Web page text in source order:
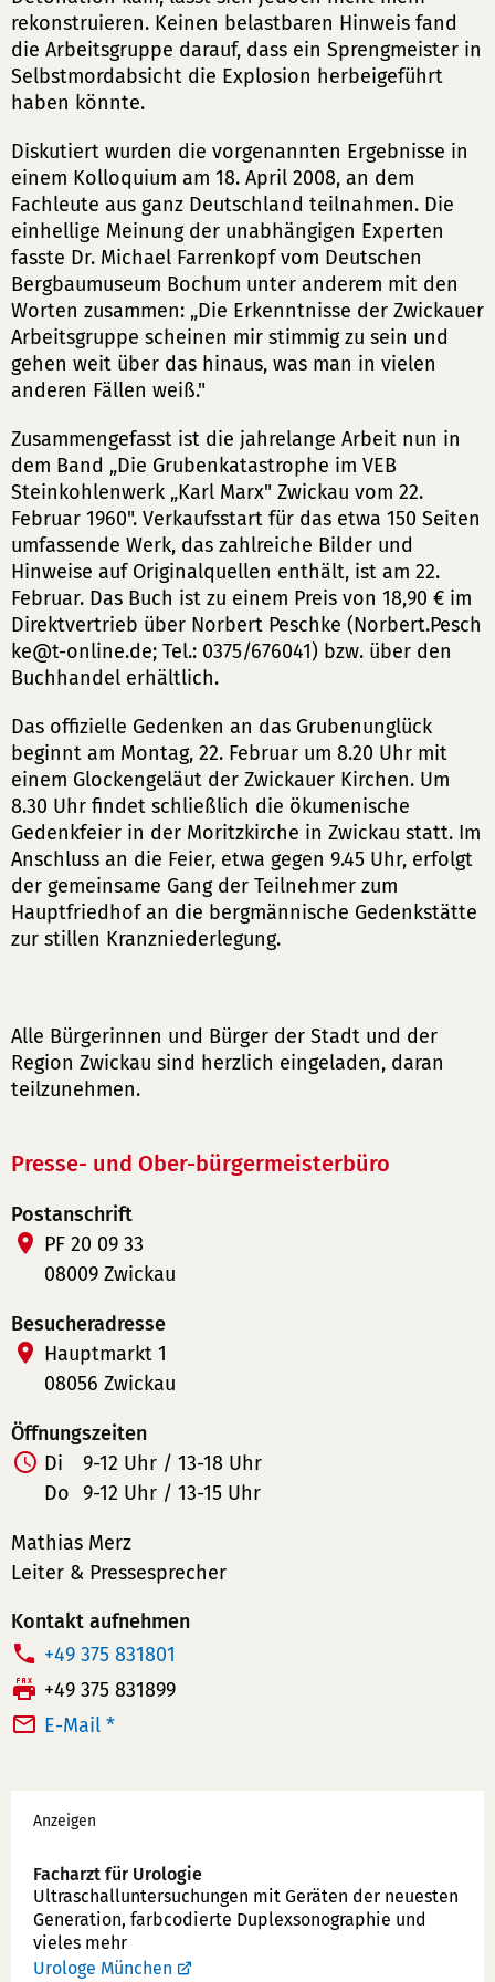
rekonstruieren. Keinen belastbaren Hinweis fand
die Arbeitsgruppe darauf, dass ein Sprengmeister in
Selbstmordabsicht die Explosion herbeigeführt
haben könnte.
Diskutiert wurden die vorgenannten Ergebnisse in
einem Kolloquium am 18. April 2008, an dem
Fachleute aus ganz Deutschland teilnahmen. Die
einhellige Meinung der unabhängigen Experten
fasste Dr. Michael Farrenkopf vom Deutschen
Bergbaumuseum Bochum unter anderem mit den
Worten zusammen: „Die Erkenntnisse der Zwickauer
Arbeitsgruppe scheinen mir stimmig zu sein und
gehen weit über das hinaus, was man in vielen
anderen Fällen weiß."
Zusammengefasst ist die jahrelange Arbeit nun in
dem Band „Die Grubenkatastrophe im VEB
Steinkohlenwerk „Karl Marx" Zwickau vom 22.
Februar 1960". Verkaufsstart für das etwa 150 Seiten
umfassende Werk, das zahlreiche Bilder und
Hinweise auf Originalquellen enthält, ist am 22.
Februar. Das Buch ist zu einem Preis von 18,90 € im
Direktvertrieb über Norbert Peschke (Norbert.Pesch
ke
t-online de; Tel.: 0375/676041) bzw. über den
Buchhandel erhältlich.
Das offizielle Gedenken an das Grubenunglück
beginnt am Montag, 22. Februar um 8.20 Uhr mit
einem Glockengeläut der Zwickauer Kirchen. Um
8.30 Uhr findet schließlich die ökumenische
Gedenkfeier in der Moritzkirche in Zwickau statt. Im
Anschluss an die Feier, etwa gegen 9.45 Uhr, erfolgt
der gemeinsame Gang der Teilnehmer zum
Hauptfriedhof an die bergmännische Gedenkstätte
zur stillen Kranzniederlegung.
Alle Bürgerinnen und Bürger der Stadt und der
Region Zwickau sind herzlich eingeladen, daran
teilzunehmen.
Presse- und Ober-bürgermeisterbüro
Postanschrift
PF 20 09 33
08009 Zwickau
Besucheradresse
Hauptmarkt 1
08056 Zwickau
Öffnungszeiten
Di
9-12 Uhr / 13-18 Uhr
Do 9-12 Uhr / 13-15 Uhr
Mathias Merz
Leiter & Pressesprecher
Kontakt aufnehmen
T
e
l
n
u
m
m
+49 375 831801
F
a
+49 375 831899
E-Mail *
Werbung
Anzeigen
Facharzt für Urologie
Ultraschallunter­suchungen mit Geräten der neuesten
Generation, farbcodierte Duplex­sonographie und
vieles mehr
Urologe München